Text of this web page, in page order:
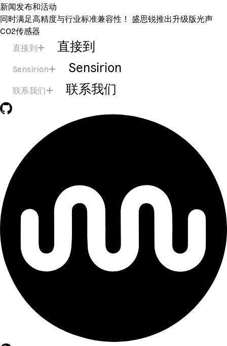
新闻发布和活动
同时满足高精度与行业标准兼容性！ 盛思锐推出升级版光声
CO2传感器
直接到
直接到
Sensirion Sensirion
联系我们 联系我们